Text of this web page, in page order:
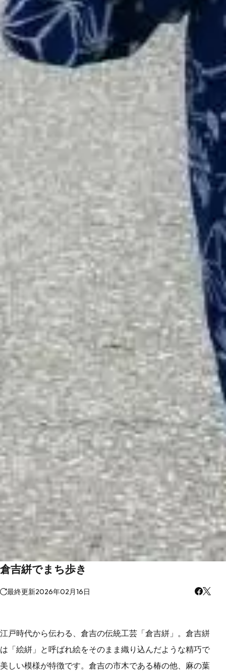
倉吉絣でまち歩き
最終更新2026年02月16日
江戸時代から伝わる、倉吉の伝統工芸「倉吉絣」。倉吉絣
は「絵絣」と呼ばれ絵をそのまま織り込んだような精巧で
美しい模様が特徴です。倉吉の市木である椿の他、麻の葉